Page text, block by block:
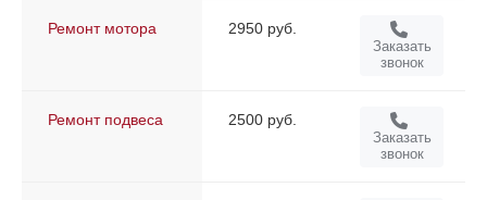
Ремонт мотора 2950 руб.
Заказать
звонок
Ремонт подвеса 2500 руб.
Заказать
звонок